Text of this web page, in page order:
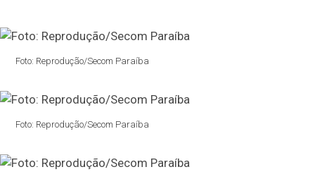
Foto: Reprodução/Secom Paraíba
Foto: Reprodução/Secom Paraíba